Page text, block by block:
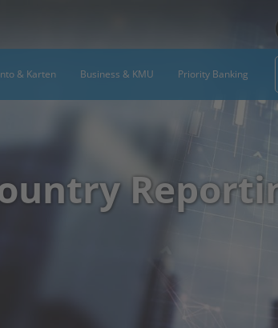
& Karten Business & KMU Priority Banking